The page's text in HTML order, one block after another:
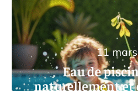
Eau de
naturellement et
11